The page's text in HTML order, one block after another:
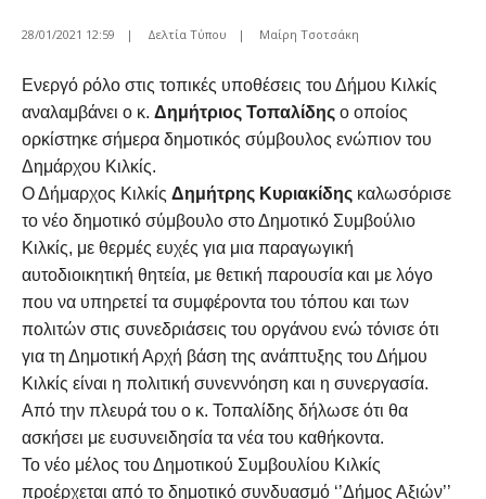
28/01/2021 12:59 | Δελτία Τύπου | Μαίρη Τσοτσάκη
Ενεργό ρόλο στις τοπικές υποθέσεις του Δήμου Κιλκίς
αναλαμβάνει ο κ. Δημήτριος Τοπαλίδης ο οποίος
ορκίστηκε σήμερα δημοτικός σύμβουλος ενώπιον του
Δημάρχου Κιλκίς.
Ο Δήμαρχος Κιλκίς Δημήτρης Κυριακίδης καλωσόρισε
το νέο δημοτικό σύμβουλο στο Δημοτικό Συμβούλιο
Κιλκίς, με θερμές ευχές για μια παραγωγική
αυτοδιοικητική θητεία, με θετική παρουσία και με λόγο
που να υπηρετεί τα συμφέροντα του τόπου και των
πολιτών στις συνεδριάσεις του οργάνου ενώ τόνισε ότι
για τη Δημοτική Αρχή βάση της ανάπτυξης του Δήμου
Κιλκίς είναι η πολιτική συνεννόηση και η συνεργασία.
Από την πλευρά του ο κ. Τοπαλίδης δήλωσε ότι θα
ασκήσει με ευσυνειδησία τα νέα του καθήκοντα.
Το νέο μέλος του Δημοτικού Συμβουλίου Κιλκίς
προέρχεται από το δημοτικό συνδυασμό ‘’Δήμος Αξιών’’